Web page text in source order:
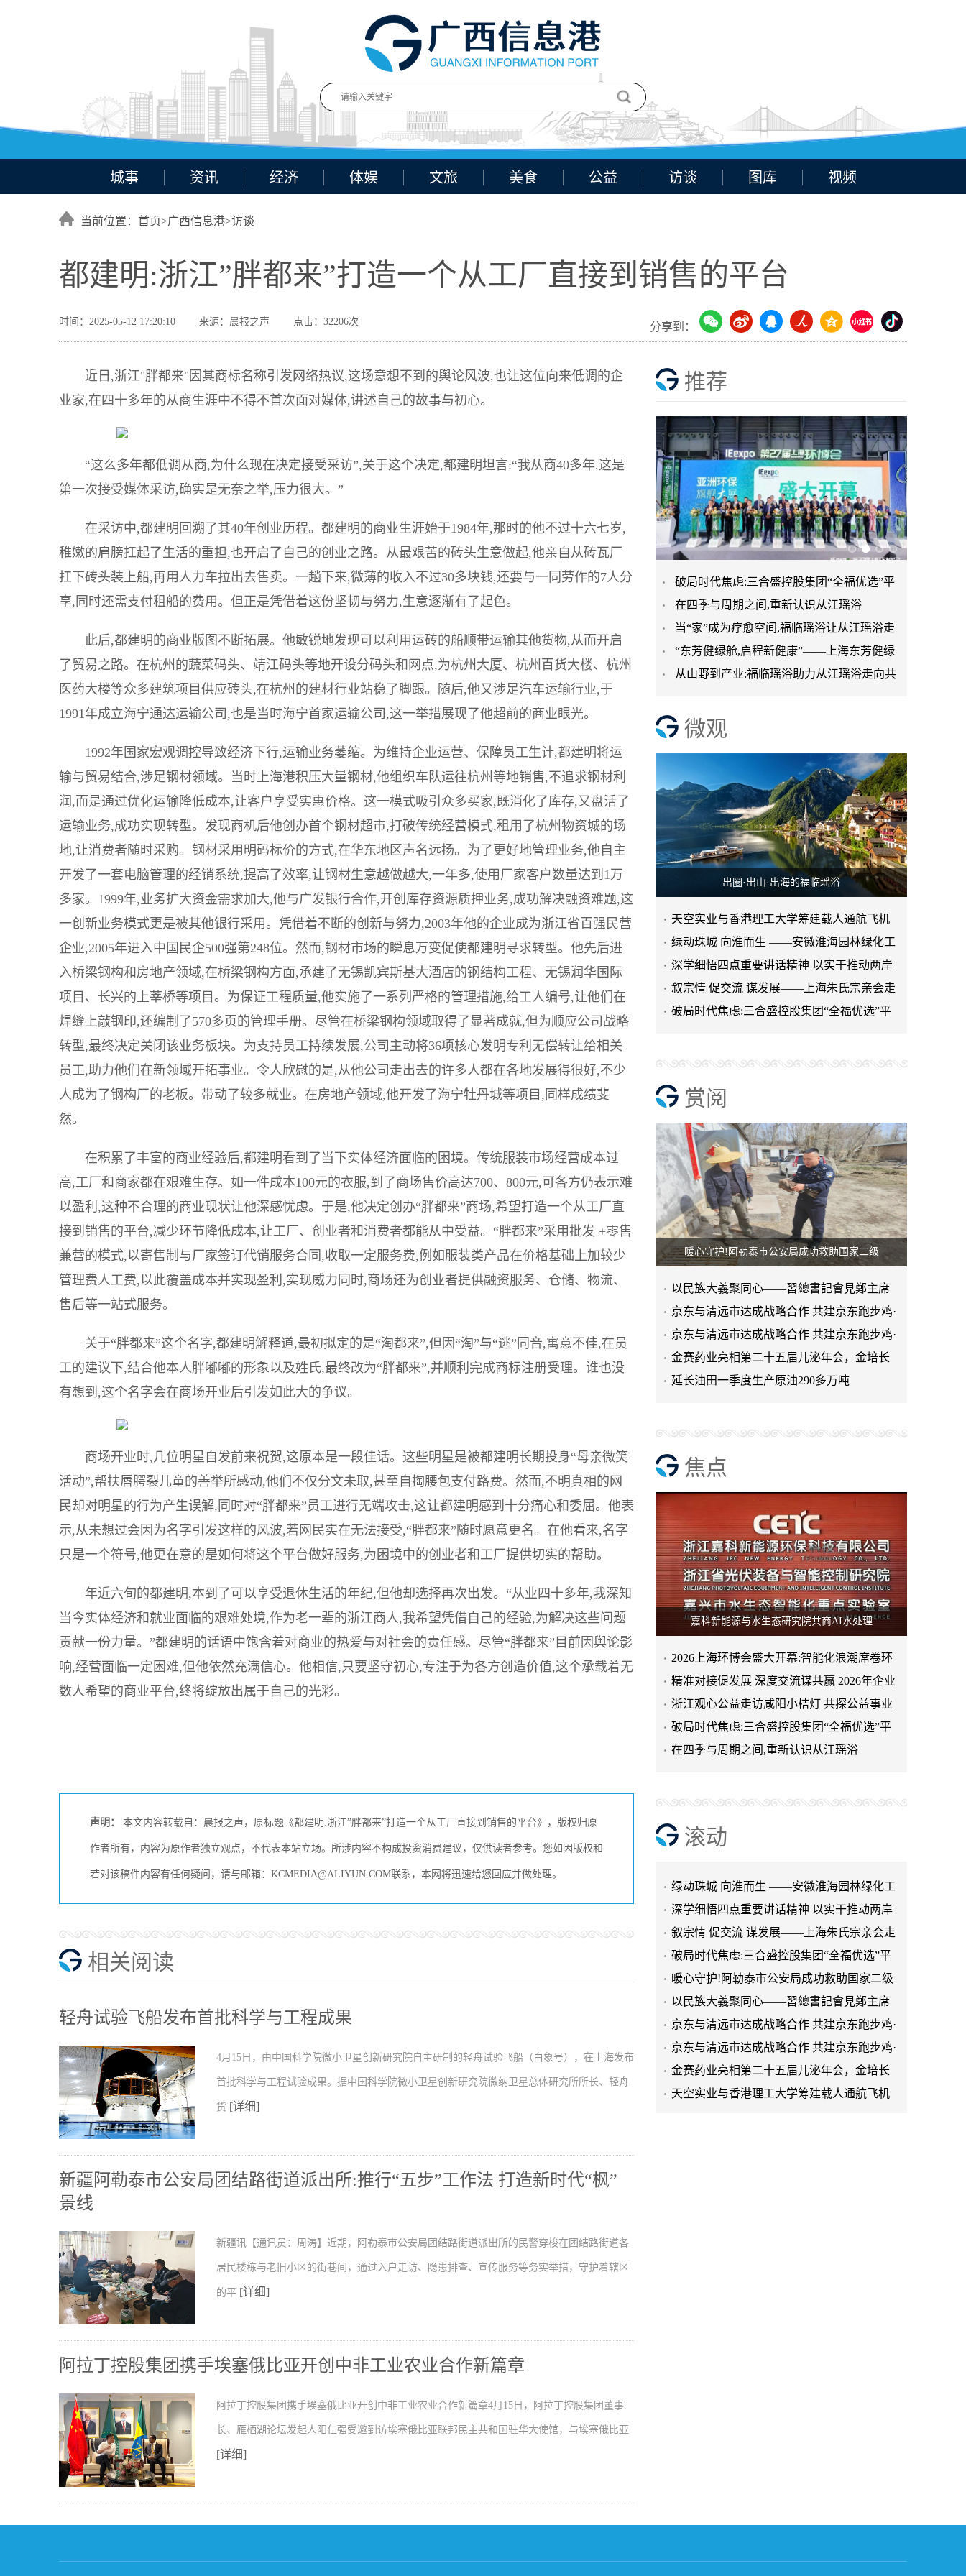
城事 资讯 经济 体娱 文旅 美食 公益 访谈 图库 视频
当前位置：首页>广西信息港>访谈
都建明:浙江”胖都来”打造一个从工厂直接到销售的平台
时间：2025-05-12 17:20:10 来源：晨报之声 点击：32206次 分享到：
近日,浙江"胖都来"因其商标名称引发网络热议,这场意想不到的舆论风波,也让这位向来低调的企
业家,在四十多年的从商生涯中不得不首次面对媒体,讲述自己的故事与初心。
“这么多年都低调从商,为什么现在决定接受采访”,关于这个决定,都建明坦言:“我从商40多年,这是
第一次接受媒体采访,确实是无奈之举,压力很大。”
在采访中,都建明回溯了其40年创业历程。都建明的商业生涯始于1984年,那时的他不过十六七岁,
稚嫩的肩膀扛起了生活的重担,也开启了自己的创业之路。从最艰苦的砖头生意做起,他亲自从砖瓦厂
扛下砖头装上船,再用人力车拉出去售卖。一趟下来,微薄的收入不过30多块钱,还要与一同劳作的7人分
享,同时还需支付租船的费用。但正是凭借着这份坚韧与努力,生意逐渐有了起色。
此后,都建明的商业版图不断拓展。他敏锐地发现可以利用运砖的船顺带运输其他货物,从而开启
了贸易之路。在杭州的蔬菜码头、靖江码头等地开设分码头和网点,为杭州大厦、杭州百货大楼、杭州
医药大楼等众多建筑项目供应砖头,在杭州的建材行业站稳了脚跟。随后,他又涉足汽车运输行业,于
1991年成立海宁通达运输公司,也是当时海宁首家运输公司,这一举措展现了他超前的商业眼光。
1992年国家宏观调控导致经济下行,运输业务萎缩。为维持企业运营、保障员工生计,都建明将运
输与贸易结合,涉足钢材领域。当时上海港积压大量钢材,他组织车队运往杭州等地销售,不追求钢材利
润,而是通过优化运输降低成本,让客户享受实惠价格。这一模式吸引众多买家,既消化了库存,又盘活了
运输业务,成功实现转型。发现商机后他创办首个钢材超市,打破传统经营模式,租用了杭州物资城的场
地,让消费者随时采购。钢材采用明码标价的方式,在华东地区声名远扬。为了更好地管理业务,他自主
开发了一套电脑管理的经销系统,提高了效率,让钢材生意越做越大,一年多,使用厂家客户数量达到1万
多家。1999年,业务扩大资金需求加大,他与广发银行合作,开创库存资源质押业务,成功解决融资难题,这
一创新业务模式更是被其他银行采用。凭借着不断的创新与努力,2003年他的企业成为浙江省百强民营
企业,2005年进入中国民企500强第248位。然而,钢材市场的瞬息万变促使都建明寻求转型。他先后进
入桥梁钢构和房地产领域,在桥梁钢构方面,承建了无锡凯宾斯基大酒店的钢结构工程、无锡润华国际
项目、长兴的上莘桥等项目。为保证工程质量,他实施了一系列严格的管理措施,给工人编号,让他们在
焊缝上敲钢印,还编制了570多页的管理手册。尽管在桥梁钢构领域取得了显著成就,但为顺应公司战略
转型,最终决定关闭该业务板块。为支持员工持续发展,公司主动将36项核心发明专利无偿转让给相关
员工,助力他们在新领域开拓事业。令人欣慰的是,从他公司走出去的许多人都在各地发展得很好,不少
人成为了钢构厂的老板。带动了较多就业。在房地产领域,他开发了海宁牡丹城等项目,同样成绩斐
然。
在积累了丰富的商业经验后,都建明看到了当下实体经济面临的困境。传统服装市场经营成本过
高,工厂和商家都在艰难生存。如一件成本100元的衣服,到了商场售价高达700、800元,可各方仍表示难
以盈利,这种不合理的商业现状让他深感忧虑。于是,他决定创办“胖都来”商场,希望打造一个从工厂直
接到销售的平台,减少环节降低成本,让工厂、创业者和消费者都能从中受益。“胖都来”采用批发 +零售
兼营的模式,以寄售制与厂家签订代销服务合同,收取一定服务费,例如服装类产品在价格基础上加较少
管理费人工费,以此覆盖成本并实现盈利,实现威力同时,商场还为创业者提供融资服务、仓储、物流、
售后等一站式服务。
关于“胖都来”这个名字,都建明解释道,最初拟定的是“淘都来”,但因“淘”与“逃”同音,寓意不佳,在员
工的建议下,结合他本人胖嘟嘟的形象以及姓氏,最终改为“胖都来”,并顺利完成商标注册受理。谁也没
有想到,这个名字会在商场开业后引发如此大的争议。
商场开业时,几位明星自发前来祝贺,这原本是一段佳话。这些明星是被都建明长期投身“母亲微笑
活动”,帮扶唇腭裂儿童的善举所感动,他们不仅分文未取,甚至自掏腰包支付路费。然而,不明真相的网
民却对明星的行为产生误解,同时对“胖都来”员工进行无端攻击,这让都建明感到十分痛心和委屈。他表
示,从未想过会因为名字引发这样的风波,若网民实在无法接受,“胖都来”随时愿意更名。在他看来,名字
只是一个符号,他更在意的是如何将这个平台做好服务,为困境中的创业者和工厂提供切实的帮助。
年近六旬的都建明,本到了可以享受退休生活的年纪,但他却选择再次出发。“从业四十多年,我深知
当今实体经济和就业面临的艰难处境,作为老一辈的浙江商人,我希望凭借自己的经验,为解决这些问题
贡献一份力量。”都建明的话语中饱含着对商业的热爱与对社会的责任感。尽管“胖都来”目前因舆论影
响,经营面临一定困难,但他依然充满信心。他相信,只要坚守初心,专注于为各方创造价值,这个承载着无
数人希望的商业平台,终将绽放出属于自己的光彩。
声明： 本文内容转载自：晨报之声，原标题《都建明:浙江”胖都来”打造一个从工厂直接到销售的平台》，版权归原
作者所有，内容为原作者独立观点，不代表本站立场。所涉内容不构成投资消费建议，仅供读者参考。您如因版权和
若对该稿件内容有任何疑问，请与邮箱：KCMEDIA@ALIYUN.COM联系，本网将迅速给您回应并做处理。
相关阅读
轻舟试验飞船发布首批科学与工程成果
4月15日，由中国科学院微小卫星创新研究院自主研制的轻舟试验飞船（白象号），在上海发布
首批科学与工程试验成果。据中国科学院微小卫星创新研究院微纳卫星总体研究所所长、轻舟
货 [详细]
新疆阿勒泰市公安局团结路街道派出所:推行“五步”工作法 打造新时代“枫”
景线
新疆讯【通讯员：周涛】近期，阿勒泰市公安局团结路街道派出所的民警穿梭在团结路街道各
居民楼栋与老旧小区的街巷间，通过入户走访、隐患排查、宣传服务等务实举措，守护着辖区
的平 [详细]
阿拉丁控股集团携手埃塞俄比亚开创中非工业农业合作新篇章
阿拉丁控股集团携手埃塞俄比亚开创中非工业农业合作新篇章4月15日，阿拉丁控股集团董事
长、雁栖湖论坛发起人阳仁强受邀到访埃塞俄比亚联邦民主共和国驻华大使馆，与埃塞俄比亚
[详细]
推荐
破局时代焦虑:三合盛控股集团“全福优选”平
台正式启航
在四季与周期之间,重新认识从江瑶浴
当“家”成为疗愈空间,福临瑶浴让从江瑶浴走
进日常生活
“东芳健绿舱,启程新健康”——上海东芳健绿
AI智能养身舱品牌发
从山野到产业:福临瑶浴助力从江瑶浴走向共
微观
出圈·出山·出海的福临瑶浴
天空实业与香港理工大学筹建载人通航飞机
研究院
绿动珠城 向淮而生 ——安徽淮海园林绿化工
程有限公司发展纪实
深学细悟四点重要讲话精神 以实干推动两岸
融合发展
叙宗情 促交流 谋发展——上海朱氏宗亲会走
进上海晨烨家具有限公
破局时代焦虑:三合盛控股集团“全福优选”平
赏阅
暖心守护!阿勒泰市公安局成功救助国家二级
以民族大義聚同心——習總書記會見鄭主席
提出兩岸關系四點重要意
京东与清远市达成战略合作 共建京东跑步鸡·
清远鸡标准体系
京东与清远市达成战略合作 共建京东跑步鸡·
清远鸡标准体系
金赛药业亮相第二十五届儿泌年会，金培长
效生长激素成临床优选
延长油田一季度生产原油290多万吨
焦点
嘉科新能源与水生态研究院共商AI水处理
2026上海环博会盛大开幕:智能化浪潮席卷环
保产业
精准对接促发展 深度交流谋共赢 2026年企业
投融资交流活动第二
浙江观心公益走访咸阳小桔灯 共探公益事业
可持续发展新路径
破局时代焦虑:三合盛控股集团“全福优选”平
台正式启航
在四季与周期之间,重新认识从江瑶浴
滚动
天空实业与香港理工大学筹建载人通航飞机
程有限公司发展纪实
深学细悟四点重要讲话精神 以实干推动两岸
融合发展
叙宗情 促交流 谋发展——上海朱氏宗亲会走
进上海晨烨家具有限公司
破局时代焦虑:三合盛控股集团“全福优选”平
台正式启航
暖心守护!阿勒泰市公安局成功救助国家二级
保护动物黑鸢
以民族大義聚同心——習總書記會見鄭主席
提出兩岸關系四點重要意見
京东与清远市达成战略合作 共建京东跑步鸡·
清远鸡标准体系
京东与清远市达成战略合作 共建京东跑步鸡·
清远鸡标准体系
金赛药业亮相第二十五届儿泌年会，金培长
效生长激素成临床优选
天空实业与香港理工大学筹建载人通航飞机
研究院
绿动珠城 向淮而生 ——安徽淮海园林绿化工